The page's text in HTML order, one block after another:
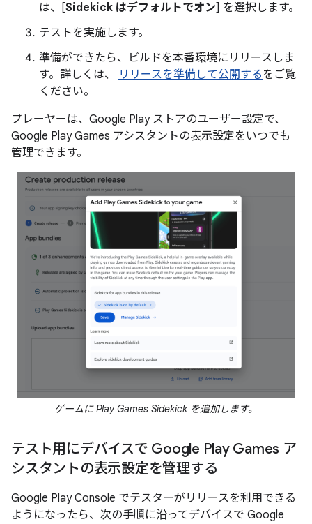
は、[Sidekick はデフォルトでオン] を選択します。
テストを実施します。
準備ができたら、ビルドを本番環境にリリースしま
す。詳しくは、
リリースを準備して公開するをご覧
ください。
プレーヤーは、Google Play ストアのユーザー設定で、
Google Play Games アシスタントの表示設定をいつでも
管理できます。
ゲームに Play Games Sidekick を追加します。
テスト用にデバイスで Google Play Games ア
シスタントの表示設定を管理する
Google Play Console でテスターがリリースを利用できる
ようになったら、次の手順に沿ってデバイスで Google